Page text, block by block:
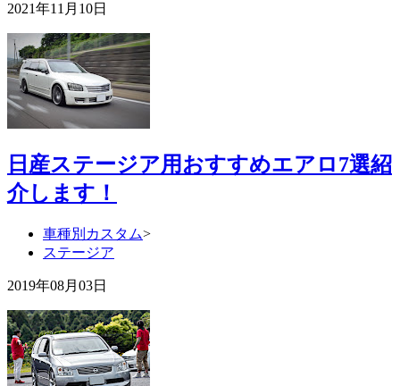
2021年11月10日
日産ステージア用おすすめエアロ7選紹
介します！
車種別カスタム>
ステージア
2019年08月03日